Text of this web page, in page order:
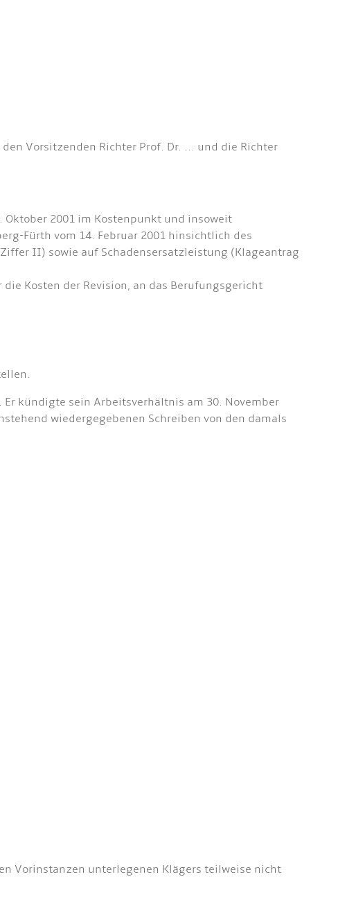
Vorsitzenden Richter Prof. Dr. ... und die Richter
2001 im Kostenpunkt und insoweit
Fürth vom 14. Februar 2001 hinsichtlich des
II) sowie auf Schadensersatzleistung (Klageantrag
Kosten der Revision, an das Berufungsgericht
kündigte sein Arbeitsverhältnis am 30. November
wiedergegebenen Schreiben von den damals
Vorinstanzen unterlegenen Klägers teilweise nicht